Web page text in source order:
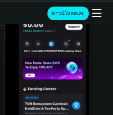
ดาวน์โหลดเลย